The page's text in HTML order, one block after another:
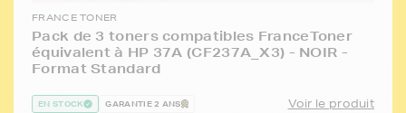
FRANCE TONER
Pack de 3 toners compatibles FranceToner
équivalent à HP 37A (CF237A_X3) - NOIR -
Format Standard
EN STOCK GARANTIE 2 ANS Voir le produit